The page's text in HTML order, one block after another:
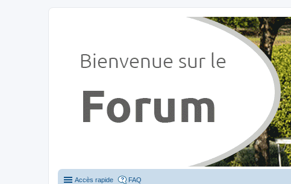
Stylevan - Vans aménagés
Accès rapide FAQ